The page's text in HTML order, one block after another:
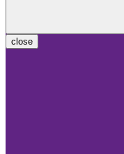
close